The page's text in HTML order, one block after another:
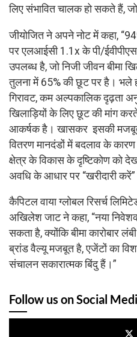
लिए संभावित चालक हो सकते हैं,
जीयोजित ने अपने नोट में कहा,
पर एलआईसी 1.1x के पी/
उपलब्ध है, जो निजी जीवन बीमा
तुलना में 65% की छूट पर है। भले
गिरावट, कम अल्पकालिक दृढ़ता
खिलाड़ियों के लिए छूट की मांग
आकर्षक है। खासकर इसकी मजबूत
वितरण मानदंडों में बदलाव के
क्षेत्र के विकास के दृष्टिकोण को
अवधि के आधार पर “खरीदारी करें”
कैपिटल वाया ग्लोबल रिसर्च
अखिलेश जाट ने कहा, “नया
सकता है, क्योंकि बीमा कारोबार
ब्रांड वैल्यू मजबूत है, एजेंटों का
संचालन सकारात्मक बिंदु हैं।”
Follow us on Social